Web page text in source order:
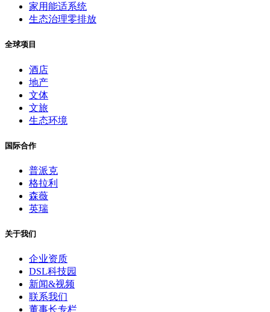
家用能适系统
生态治理零排放
全球项目
酒店
地产
文体
文旅
生态环境
国际合作
普派克
格拉利
森薇
英瑞
关于我们
企业资质
DSL科技园
新闻&视频
联系我们
董事长专栏